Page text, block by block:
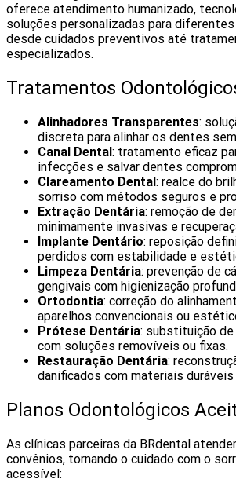
oferece atendimento humanizado,
soluções personalizadas para
desde cuidados preventivos até
especializados.
Tratamentos
Alinhadores Transparentes:
discreta para alinhar os dentes
Canal Dental : tratamento eficaz
infecções e salvar dentes
Clareamento Dental : realce do
sorriso com métodos seguros e
Extração Dentária: remoção de
minimamente invasivas e
Implante Dentário: reposição
perdidos com estabilidade e
Limpeza Dentária: prevenção de
gengivais com higienização
Ortodontia: correção do
aparelhos convencionais ou
Prótese Dentária: substituição
com soluções removíveis ou fixas.
Restauração Dentária:
danificados com materiais
Planos Odontológicos
As clínicas parceiras da BRdental
convênios, tornando o cuidado com o
acessível: